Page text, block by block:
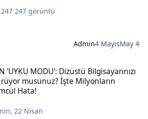
247 görüntü
Admin4 MayısMay 4
'UYKU MODU': Dizüstü Bilgisayarınızı
musunuz? İşte Milyonların
Hata!
, 22 Nisan